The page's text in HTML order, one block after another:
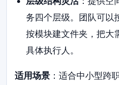
务四个层级。团队可以
按模块建文件夹，把大
具体执行人。
适用场景 ：适合中小型跨